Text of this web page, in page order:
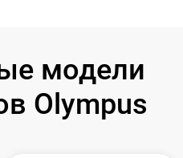
модели
Olympus